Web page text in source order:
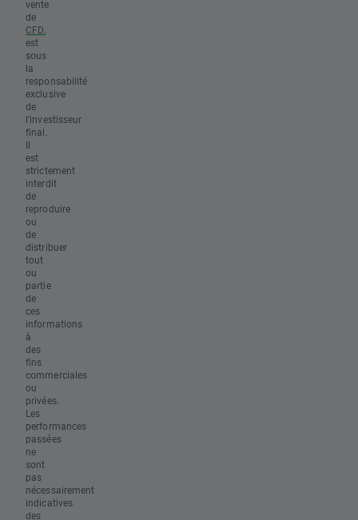
vente
de
CFD,
est
sous
la
responsabilité
exclusive
de
l’investisseur
final.
Il
est
strictement
interdit
de
reproduire
ou
de
distribuer
tout
ou
partie
de
ces
informations
à
des
fins
commerciales
ou
privées.
Les
performances
passées
ne
sont
pas
nécessairement
indicatives
des